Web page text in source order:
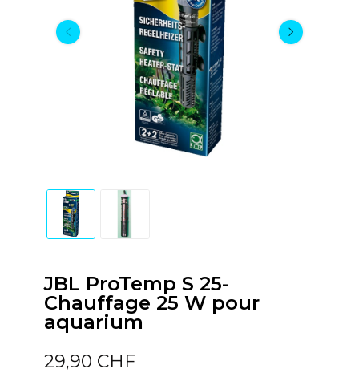
JBL ProTemp S 25-
Chauffage 25 W pour
aquarium
29,90 CHF